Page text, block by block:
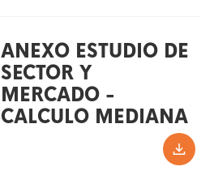
ANEXO ESTUDIO DE
SECTOR Y
MERCADO -
CALCULO MEDIANA